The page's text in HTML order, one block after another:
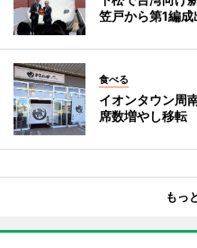
笠戸から第1編成
食べる
イオンタウン周
席数増やし移転
もっ